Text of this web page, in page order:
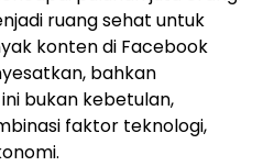
ruang sehat untuk
konten di Facebook
bahkan
bukan kebetulan,
faktor teknologi,